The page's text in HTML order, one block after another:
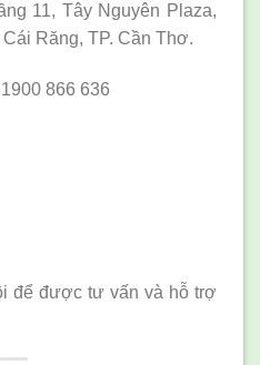
11, Tây Nguyên Plaza,
Răng, TP. Cần Thơ.
1900 866 636
để được tư vấn và hỗ trợ